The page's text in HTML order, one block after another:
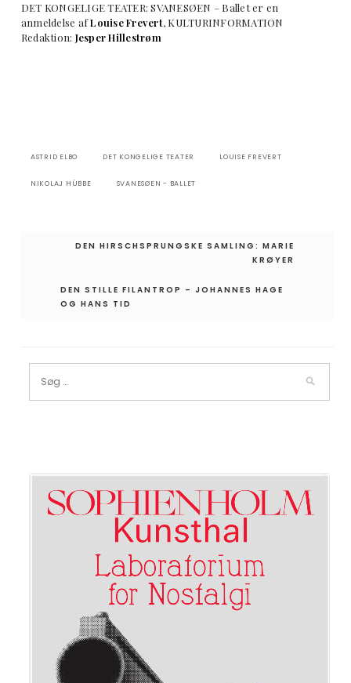
DET KONGELIGE TEATER: SVANESØEN – Ballet er en
anmeldelse afLouise Frevert, KULTURINFORMATION
Redaktion: Jesper Hillestrøm
ASTRID ELBO DET KONGELIGE TEATER LOUISE FREVERT
NIKOLAJ HÜBBE SVANESØEN - BALLET
Indlægsnavigation
DEN HIRSCHSPRUNGSKE SAMLING: MARIE
KRØYER
DEN STILLE FILANTROP – JOHANNES HAGE
OG HANS TID